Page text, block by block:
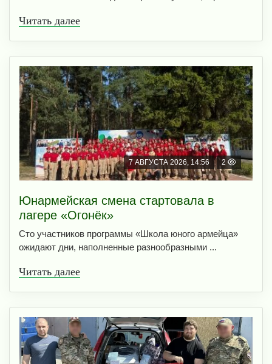
Читать далее
7 АВГУСТА 2026, 14:56 2
Юнармейская смена стартовала в
лагере «Огонёк»
Сто участников программы «Школа юного армейца»
ожидают дни, наполненные разнообразными ...
Читать далее